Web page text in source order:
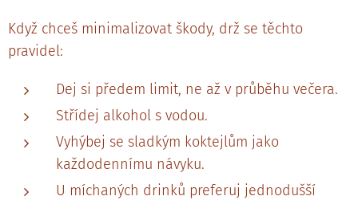
Když chceš minimalizovat škody, drž se těchto
pravidel:
Dej si předem limit, ne až v průběhu večera.
Střídej alkohol s vodou.
Vyhýbej se sladkým koktejlům jako
každodennímu návyku.
U míchaných drinků preferuj jednodušší